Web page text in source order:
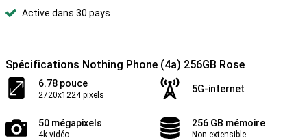
Active dans 30 pays
Spécifications Nothing Phone (4a) 256GB Rose
6.78 pouce
2720x1224 pixels
5G-internet
50 mégapixels
4k vidéo
256 GB mémoire
Non extensible